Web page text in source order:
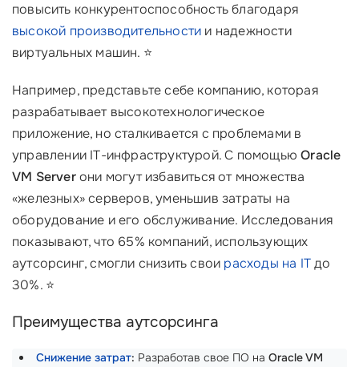
повысить конкурентоспособность благодаря
высокой производительности и надежности
виртуальных машин. ⭐️
Например, представьте себе компанию, которая
разрабатывает высокотехнологическое
приложение, но сталкивается с проблемами в
управлении IT-инфраструктурой. С помощьюOracle
VM Serverони могут избавиться от множества
«железных» серверов, уменьшив затраты на
оборудование и его обслуживание. Исследования
показывают, что 65% компаний, использующих
аутсорсинг, смогли снизить свои расходы на ITдо
30%. ⭐
Преимущества аутсорсинга
Снижение затрат: Разработав свое ПО на Oracle VM